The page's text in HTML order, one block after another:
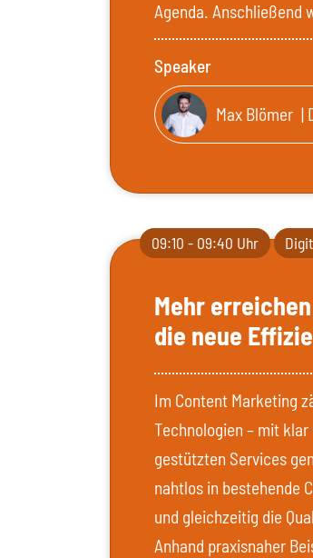
Agenda. Anschließend
Speaker
Max Blömer |
09:10 - 09:40 Uhr
Mehr
die neue
Im Content Marketing
Technologien – mit
gestützten Services
nahtlos in bestehende
und gleichzeitig die
Anhand praxisnaher